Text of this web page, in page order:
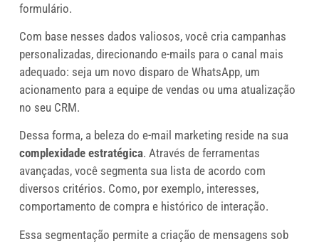
formulário.
Com base nesses dados valiosos, você cria campanhas
personalizadas, direcionando e-mails para o canal mais
adequado: seja um novo disparo de WhatsApp, um
acionamento para a equipe de vendas ou uma atualização
no seu CRM.
Dessa forma, a beleza do e-mail marketing reside na sua
complexidade estratégica. Através de ferramentas
avançadas, você segmenta sua lista de acordo com
diversos critérios. Como, por exemplo, interesses,
comportamento de compra e histórico de interação.
Essa segmentação permite a criação de mensagens sob